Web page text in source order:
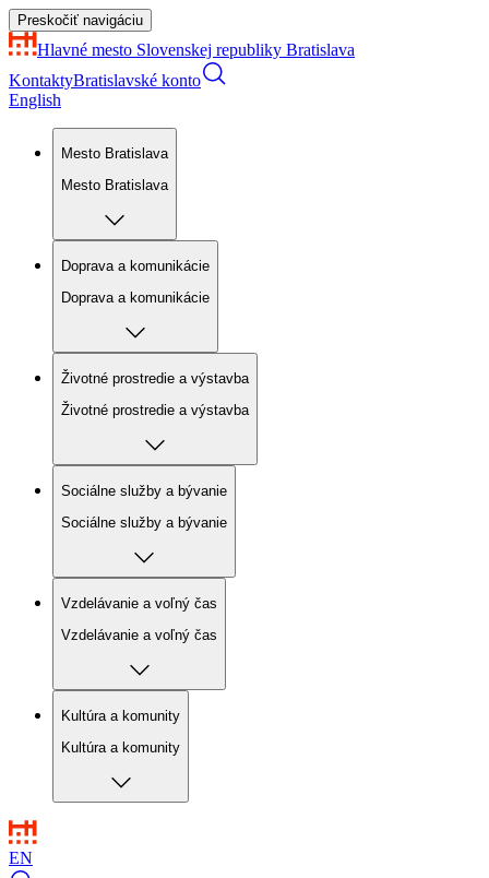
Preskočiť navigáciu
Hlavné mesto Slovenskej republiky Bratislava
KontaktyBratislavské konto
English
Mesto Bratislava
Mesto Bratislava
Doprava a komunikácie
Doprava a komunikácie
Životné prostredie a výstavba
Životné prostredie a výstavba
Sociálne služby a bývanie
Sociálne služby a bývanie
Vzdelávanie a voľný čas
Vzdelávanie a voľný čas
Kultúra a komunity
Kultúra a komunity
EN